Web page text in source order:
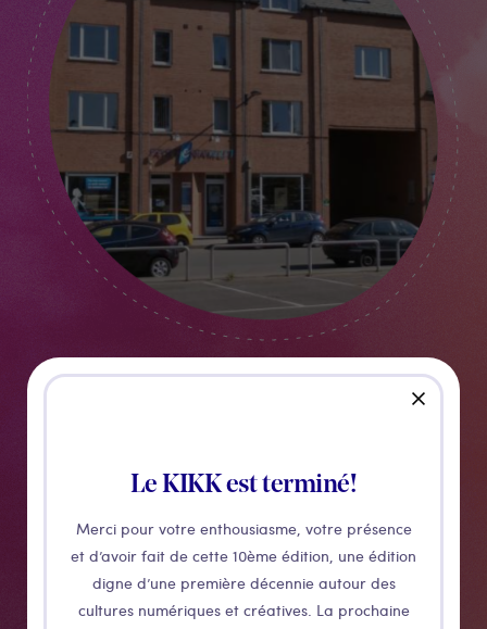
Le KIKK est terminé!
Merci pour votre enthousiasme, votre présence
et d’avoir fait de cette 10ème édition, une édition
digne d’une première décennie autour des
cultures numériques et créatives. La prochaine
close
Namur Energite
Un grand salon, une chambre avec lit double, ainsi
qu'un canapé lit, et une petite kitchenette pratique
pour fristouiller un petit repas sur place. Pour vous